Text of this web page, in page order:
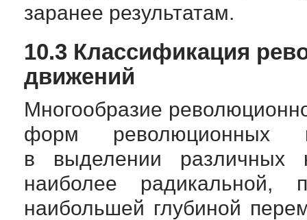
заранее результатам.
10.3 Классификация
движений
Многообразие
форм революционных
в выделении различных
наиболее радикальной,
наибольшей глубиной